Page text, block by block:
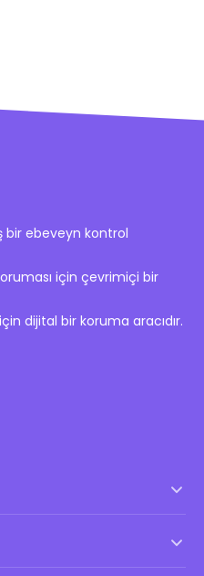
bir ebeveyn kontrol
için çevrimiçi bir
dijital bir koruma aracıdır.